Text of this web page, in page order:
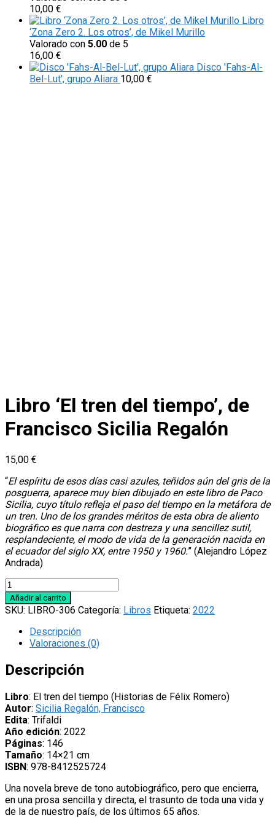
10,00 €
Libro
‘Zona Zero 2. Los otros’, de Mikel Murillo
Valorado con 5.00 de 5
16,00 €
Disco 'Fahs-Al-
Bel-Lut', grupo Aliara 10,00 €
Libro ‘El tren del tiempo’, de
Francisco Sicilia Regalón
15,00 €
“El espíritu de esos días casi azules, teñidos aún del gris de la
posguerra, aparece muy bien dibujado en este libro de Paco
Sicilia, cuyo título refleja el paso del tiempo en la metáfora de
un tren. Uno de los grandes méritos de esta obra de aliento
biográfico es que narra con destreza y una sencillez sutil,
resplandeciente, el modo de vida de la generación nacida en
el ecuador del siglo XX, entre 1950 y 1960.” (Alejandro López
Andrada)
Libro
'El
tren
tiempo',
Sicilia
Regalón
Añadir al carrito
SKU: LIBRO-306 Categoría: Libros Etiqueta: 2022
Descripción
Valoraciones (0)
Descripción
Libro: El tren del tiempo (Historias de Félix Romero)
Autor: Sicilia Regalón, Francisco
Edita: Trifaldi
Año edición: 2022
Páginas: 146
Tamaño: 14×21 cm
ISBN: 978-8412525724
Una novela breve de tono autobiográfico, pero que encierra,
en una prosa sencilla y directa, el trasunto de toda una vida y
de la de nuestro país, de los últimos 65 años.